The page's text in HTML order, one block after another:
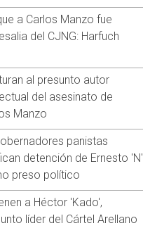
a Carlos Manzo fue
del CJNG: Harfuch
al presunto autor
del asesinato de
Manzo
panistas
detención de Ernesto 'N'
preso político
a Héctor 'Kado',
líder del Cártel Arellano